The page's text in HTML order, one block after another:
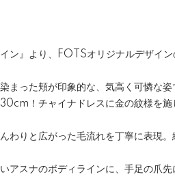
ン』より、FOTSオリジナルデザイ
まった頬が印象的な、気高く可憐な姿
！チャイナドレスに金の紋様を
わりと広がった毛流れを丁寧に表現
アスナのボディラインに、手足の爪